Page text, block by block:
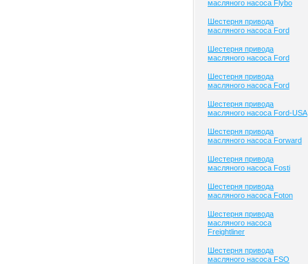
масляного насоса Flybo
Шестерня привода
масляного насоса Ford
Шестерня привода
масляного насоса Ford
Шестерня привода
масляного насоса Ford
Шестерня привода
масляного насоса Ford-USA
Шестерня привода
масляного насоса Forward
Шестерня привода
масляного насоса Fosti
Шестерня привода
масляного насоса Foton
Шестерня привода
масляного насоса
Freightliner
Шестерня привода
масляного насоса FSO